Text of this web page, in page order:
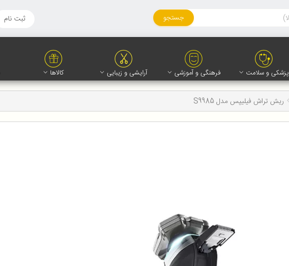
جستجو ثبت نام
پزشکی و سلامت فرهنگی و آموزشی آرایشی و زیبایی کالاها
ریش تراش فیلیپس مدل S9985